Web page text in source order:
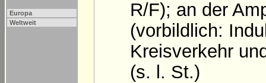
Europa
Weltweit
R/F); an der
(vorbildlich:
Kreisverkehr
(s. l. St.)